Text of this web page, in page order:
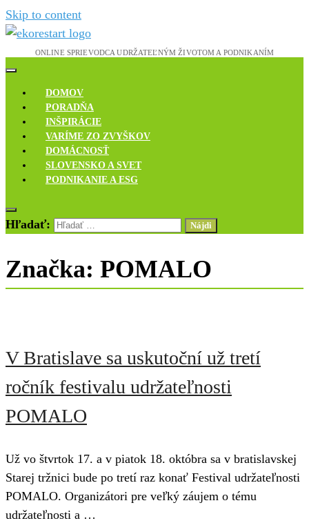
Skip to content
Ekoreštart
Novinky, rozhovory a inšpirácie
DOMOV
PORADŇA
INŠPIRÁCIE
VARÍME ZO ZVYŠKOV
DOMÁCNOSŤ
SLOVENSKO A SVET
PODNIKANIE A ESG
Hľadať:
Značka: POMALO
V Bratislave sa uskutoční už tretí
ročník festivalu udržateľnosti
POMALO
Už vo štvrtok 17. a v piatok 18. októbra sa v bratislavskej
Starej tržnici bude po tretí raz konať Festival udržateľnosti
POMALO. Organizátori pre veľký záujem o tému
udržateľnosti a …